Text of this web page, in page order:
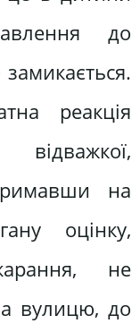
до
реакція
на
оцінку,
не
вулицю, до